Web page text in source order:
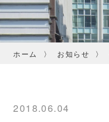
ホーム お知らせ
2018.06.04